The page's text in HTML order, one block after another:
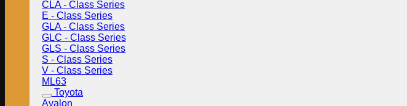
CLA - Class Series
E - Class Series
GLA - Class Series
GLC - Class Series
GLS - Class Series
S - Class Series
V - Class Series
ML63
Toyota
Avalon